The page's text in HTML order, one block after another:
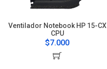
Ventilador Notebook HP 15-CX
CPU
$7.000